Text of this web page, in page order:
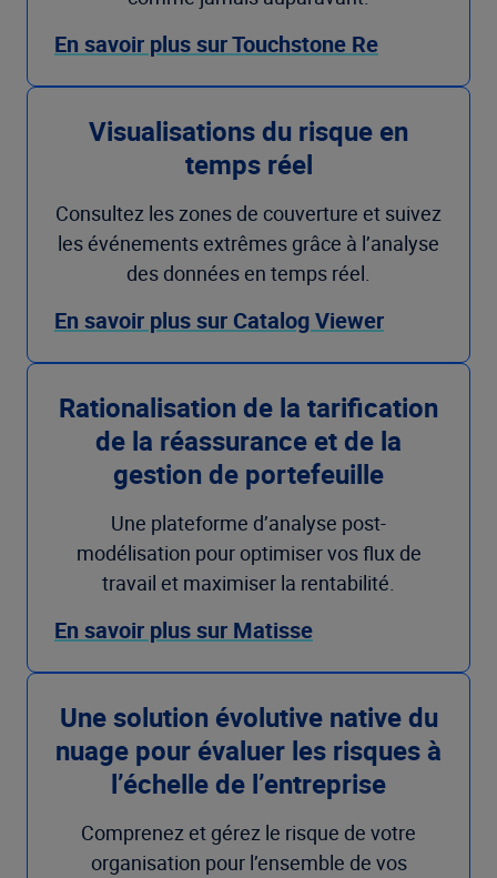
En savoir plus sur Touchstone Re
Visualisations du risque en
temps réel
Consultez les zones de couverture et suivez
les événements extrêmes grâce à l’analyse
des données en temps réel.
En savoir plus sur Catalog Viewer
Rationalisation de la tarification
de la réassurance et de la
gestion de portefeuille
Une plateforme d’analyse post-
modélisation pour optimiser vos flux de
travail et maximiser la rentabilité.
En savoir plus sur Matisse
Une solution évolutive native du
nuage pour évaluer les risques à
l’échelle de l’entreprise
Comprenez et gérez le risque de votre
organisation pour l’ensemble de vos